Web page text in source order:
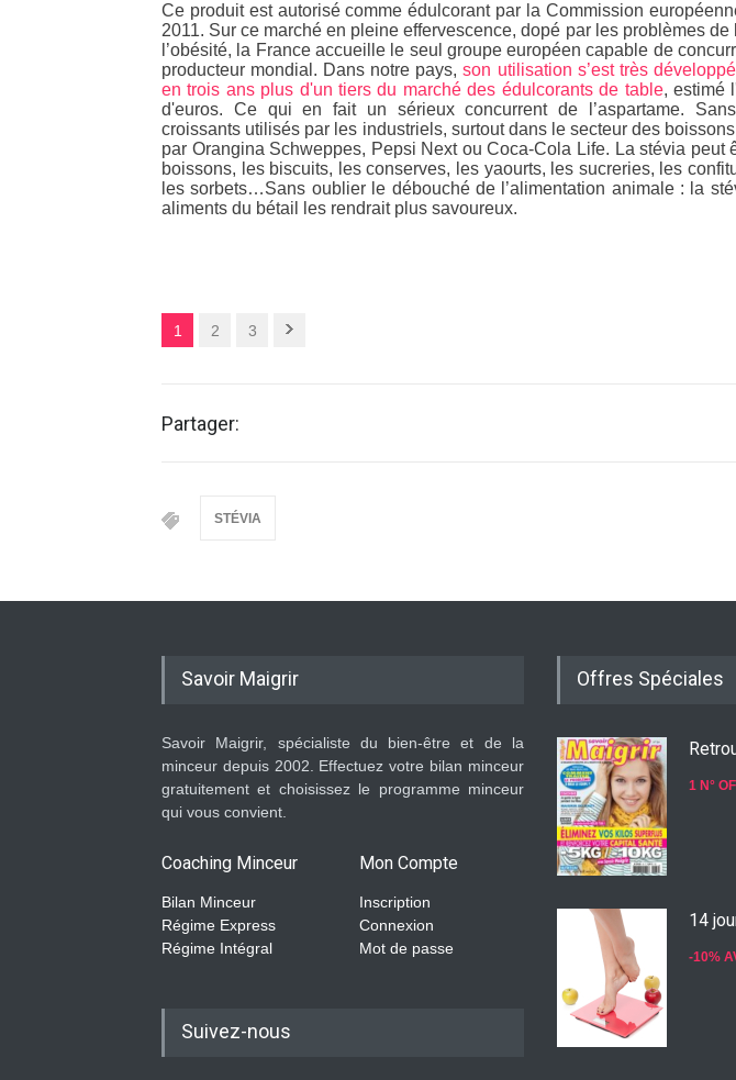
Ce produit est autorisé comme édulcorant par la Commission
2011. Sur ce marché en pleine effervescence, dopé par les problèmes
l’obésité, la France accueille le seul groupe européen capable de
producteur mondial. Dans notre pays,son utilisation s’est très
en trois ans plus d'un tiers du marché des édulcorants de table, estimé
d'euros. Ce qui en fait un sérieux concurrent de l’aspartame.
croissants utilisés par les industriels, surtout dans le secteur des
par Orangina Schweppes, Pepsi Next ou Coca-Cola Life. La stévia peut
boissons, les biscuits, les conserves, les yaourts, les sucreries, les
les sorbets…Sans oublier le débouché de l’alimentation animale : la
aliments du bétail les rendrait plus savoureux.
1 2 3
Partager:
STÉVIA
Savoir Maigrir
Savoir Maigrir, spécialiste du bien-être et de la
minceur depuis 2002. Effectuez votre bilan minceur
gratuitement et choisissez le programme minceur
qui vous convient.
Coaching Minceur
Bilan Minceur
Régime Express
Régime Intégral
Mon Compte
Inscription
Connexion
Mot de passe
Suivez-nous
Offres Spéciales
1 N°
14
-10%